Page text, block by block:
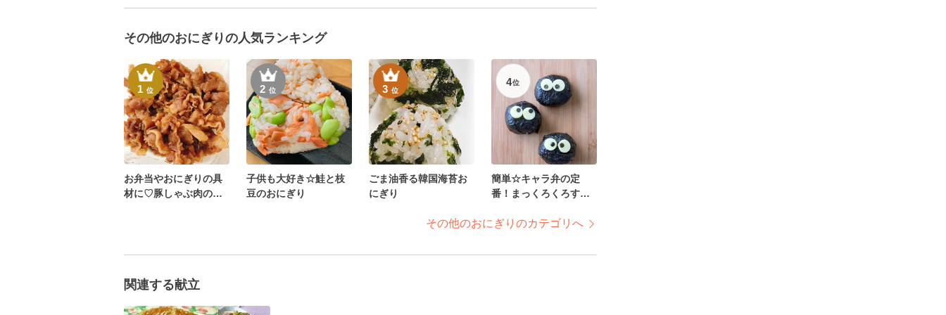
その他のおにぎりの人気ランキング
1位
お弁当やおにぎりの具
材に♡豚しゃぶ肉の甘
2位
子供も大好き☆鮭と枝
豆のおにぎり
3位
ごま油香る韓国海苔お
にぎり
4位
簡単☆キャラ弁の定
番！まっくろくろすけ
その他のおにぎりのカテゴリへ
関連する献立